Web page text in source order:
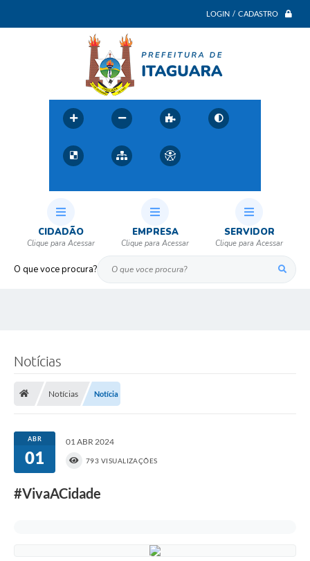
LOGIN / CADASTRO
O que voce procura?
CIDADÃO EMPRESA SERVIDOR
Notícias
Notícias Notícia
ABR
01
01 ABR 2024
793 VISUALIZAÇÕES
#VivaACidade